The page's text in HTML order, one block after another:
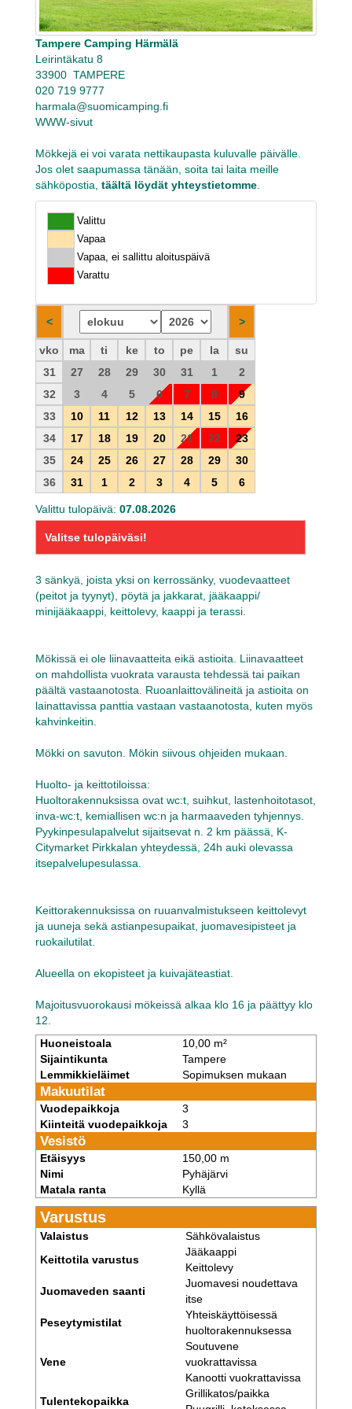
Tampere Camping Härmälä
Leirintäkatu 8
33900 TAMPERE
020 719 9777
harmala@suomicamping.fi
WWW-sivut
Mökkejä ei voi varata nettikaupasta kuluvalle päivälle.
Jos olet saapumassa tänään, soita tai laita meille
sähköpostia, täältä löydät yhteystietomme
Valittu
Vapaa
Vapaa, ei sallittu aloituspäivä
Varattu
vko ma ti ke to pe la
su
31
27 28 29 30 31 1
2
32
3 4 5 6 7 8
9
33
10 11 12 13 14 15
16
34
17 18 19 20 21 22
23
35
24 25 26 27 28 29
30
36
31 1 2 3 4 5 6
Valittu tulopäivä: 07.08.2026
Valitse tulopäiväsi!
3 sänkyä, joista yksi on kerrossänky, vuodevaatteet
(peitot ja tyynyt), pöytä ja jakkarat, jääkaappi/
minijääkaappi, keittolevy, kaappi ja terassi.
Mökissä ei ole liinavaatteita eikä astioita. Liinavaatteet
on mahdollista vuokrata varausta tehdessä tai paikan
päältä vastaanotosta. Ruoanlaittovälineitä ja astioita on
lainattavissa panttia vastaan vastaanotosta, kuten myös
kahvinkeitin.
Mökki on savuton. Mökin siivous ohjeiden mukaan.
Huolto- ja keittotiloissa:
Huoltorakennuksissa ovat wc:t, suihkut, lastenhoitotasot,
inva-wc:t, kemiallisen wc:n ja harmaaveden tyhjennys.
Pyykinpesulapalvelut sijaitsevat n. 2 km päässä, K-
Citymarket Pirkkalan yhteydessä, 24h auki olevassa
itsepalvelupesulassa.
Keittorakennuksissa on ruuanvalmistukseen keittolevyt
ja uuneja sekä astianpesupaikat, juomavesipisteet ja
ruokailutilat.
Alueella on ekopisteet ja kuivajäteastiat.
Majoitusvuorokausi mökeissä alkaa klo 16 ja päättyy klo
12.
Huoneistoala
10,00 m²
Sijaintikunta
Tampere
Lemmikkieläimet
Sopimuksen mukaan
Makuutilat
Vuodepaikkoja
3
Kiinteitä vuodepaikkoja
3
Vesistö
Etäisyys
150,00 m
Nimi
Pyhäjärvi
Matala ranta
Kyllä
Varustus
Valaistus
Sähkövalaistus
Keittotila varustus
Jääkaappi
Keittolevy
Juomaveden saanti
Juomavesi noudettava
itse
Peseytymistilat
Yhteiskäyttöisessä
huoltorakennuksessa
Vene
Soutuvene
vuokrattavissa
Kanootti vuokrattavissa
Tulentekopaikka
Grillikatos/paikka